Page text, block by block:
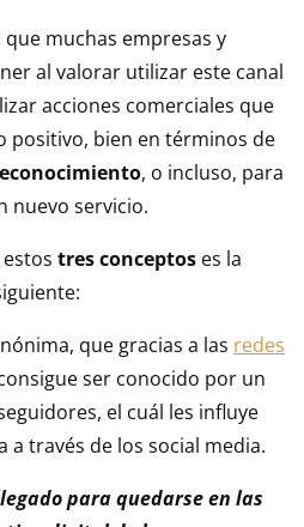
que muchas empresas y
al valorar utilizar este canal
acciones comerciales que
positivo, bien en términos de
, o incluso, para
nuevo servicio.
tres conceptos es la
que gracias a las redes
ser conocido por un
el cuál les influye
a través de los social media.
para quedarse en las